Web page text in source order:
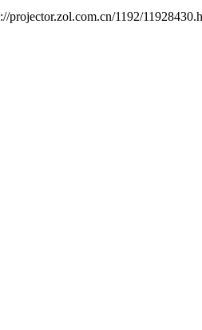
projector.zol.com.cn/1192/